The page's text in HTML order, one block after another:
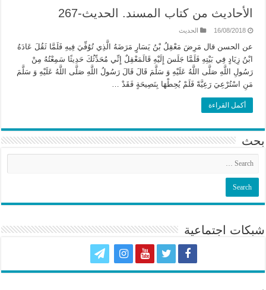
الأحاديث من كتاب المسند. الحديث-267
16/08/2018 الحديث
عن الحسن قال مَرِضَ مَعْقِلُ بْنُ يَسَارٍ مَرَضَهُ الَّذِي تُوُفِّيَ فِيهِ فَلَمَّا ثَقُلَ عَادَهُ
ابْنُ زِيَادٍ فِي بَيْتِهِ فَلَمَّا جَلَسَ إِلَيْهِ قَالَمَعْقِلٌ إِنِّي مُحَدِّثُكَ حَدِيثًا سَمِعْتُهُ مِنْ
رَسُولِ اللَّهِ صَلَّى اللَّهُ عَلَيْهِ وَ سَلَّمَ قَالَ قَالَ رَسُولُ اللَّهِ صَلَّى اللَّهُ عَلَيْهِ وَ سَلَّمَ
مَنِ اسْتُرْعِيَ رَعِيَّةً فَلَمْ يُحِطْهَا بِنَصِيحَةٍ فَقَدْ …
أكمل القراءة
بحث
شبكات اجتماعية